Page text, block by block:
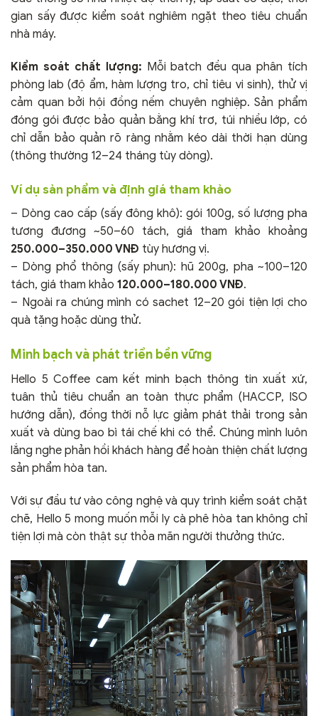
gian sấy được kiểm soát nghiêm ngặt theo tiêu chuẩn
nhà máy.
Kiểm soát chất lượng: Mỗi batch đều qua phân tích
phòng lab (độ ẩm, hàm lượng tro, chỉ tiêu vi sinh), thử vị
cảm quan bởi hội đồng nếm chuyên nghiệp. Sản phẩm
đóng gói được bảo quản bằng khí trơ, túi nhiều lớp, có
chỉ dẫn bảo quản rõ ràng nhằm kéo dài thời hạn dùng
(thông thường 12–24 tháng tùy dòng).
Ví dụ sản phẩm và định giá tham khảo
– Dòng cao cấp (sấy đông khô): gói 100g, số lượng pha
tương đương ~50–60 tách, giá tham khảo khoảng
250.000–350.000 VNĐ tùy hương vị.
– Dòng phổ thông (sấy phun): hũ 200g, pha ~100–120
tách, giá tham khảo 120.000–180.000 VNĐ.
– Ngoài ra chúng mình có sachet 12–20 gói tiện lợi cho
quà tặng hoặc dùng thử.
Minh bạch và phát triển bền vững
Hello 5 Coffee cam kết minh bạch thông tin xuất xứ,
tuân thủ tiêu chuẩn an toàn thực phẩm (HACCP, ISO
hướng dẫn), đồng thời nỗ lực giảm phát thải trong sản
xuất và dùng bao bì tái chế khi có thể. Chúng mình luôn
lắng nghe phản hồi khách hàng để hoàn thiện chất lượng
sản phẩm hòa tan.
Với sự đầu tư vào công nghệ và quy trình kiểm soát chặt
chẽ, Hello 5 mong muốn mỗi ly cà phê hòa tan không chỉ
tiện lợi mà còn thật sự thỏa mãn người thưởng thức.